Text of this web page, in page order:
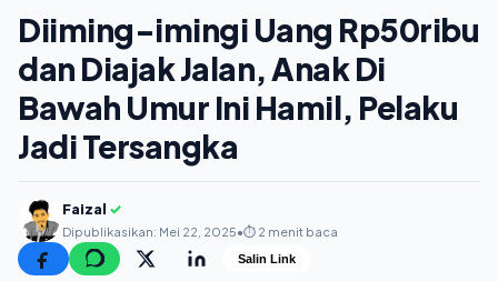
Diiming-imingi Uang Rp50ribu
dan Diajak Jalan, Anak Di
Bawah Umur Ini Hamil, Pelaku
Jadi Tersangka
Faizal ✓
Dipublikasikan: Mei 22, 2025•⏱️ 2 menit baca
Salin Link